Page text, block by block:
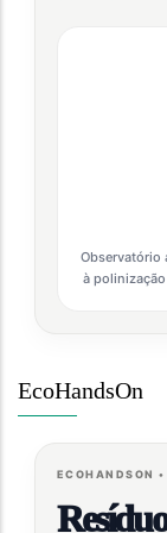
Observatório
à
EcoHandsOn
ECOHANDSON